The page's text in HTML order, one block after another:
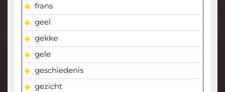
frans
geel
gekke
gele
geschiedenis
gezicht